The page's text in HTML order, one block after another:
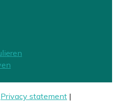
Privacy statement |